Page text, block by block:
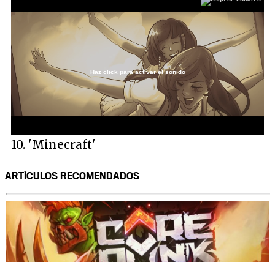
Unmute /
Loaded
29.91%
Haz click para activar el sonido
10. 'Minecraft'
ARTÍCULOS RECOMENDADOS